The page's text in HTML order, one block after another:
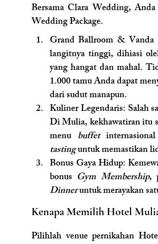
Bersama Clara Wedding,
Wedding Package.
Grand Ballroom &
langitnya tinggi, dihiasi
yang hangat dan mahal.
1.000 tamu Anda dapat
dari sudut manapun.
Kuliner Legendaris: Salah
Di Mulia, kekhawatiran itu
menu buffet
tasting untuk memastikan
Bonus Gaya Hidup:
bonus Gym Membership,
Dinner untuk merayakan
Kenapa Memilih Hotel
Pilihlah venue pernikahan